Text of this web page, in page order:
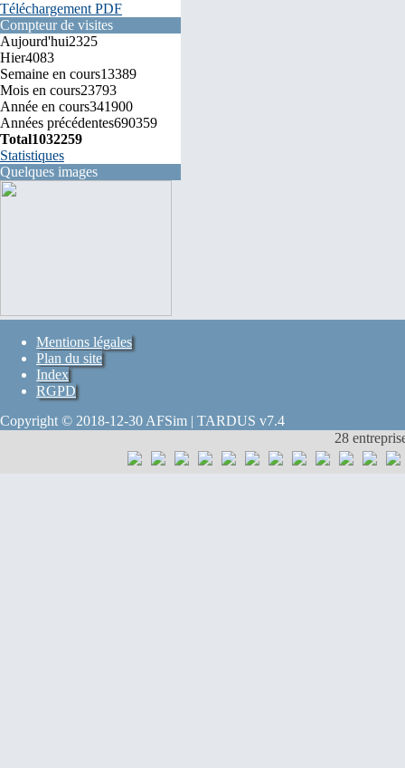
Téléchargement PDF
Compteur de visites
Aujourd'hui2325
Hier4083
Semaine en cours13389
Mois en cours23793
Année en cours341900
Années précédentes690359
Total1032259
Statistiques
Quelques images
Mentions légales
Plan du site
Index
RGPD
Copyright © 2018-12-30 AFSim | TARDUS v7.4
28